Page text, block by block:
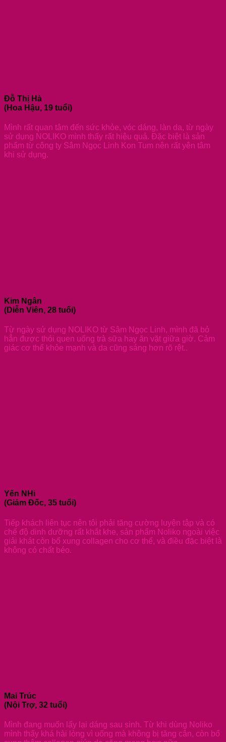
Đỗ Thị Hà
(Hoa Hậu, 19 tuổi)
Mình rất quan tâm đến sức khỏe, vóc dáng, làn da, từ ngày
sử dụng NOLIKO mình thấy rất hiệu quả. Đặc biệt là sản
phẩm từ công ty Sâm Ngọc Linh Kon Tum nên rất yên tâm
khi sử dụng.
Kim Ngân
(Diễn Viên, 28 tuổi)
Từ ngày sử dụng NOLIKO từ Sâm Ngọc Linh, mình đã bỏ
hẳn được thói quen uống trà sữa hay ăn vặt giữa giờ. Cảm
giác cơ thể khỏe mạnh và da cũng sáng hơn rõ rệt..
Yến NHi
(Giám Đốc, 35 tuổi)
Tiếp khách liên tục nên tôi phải tăng cường luyện tập và có
chế độ dinh dưỡng rất khắt khe, sản phẩm Noliko ngoài việc
giải khát còn bổ xung collagen cho cơ thể, và điều đặc biệt là
không có chất béo.
Mai Trúc
(Nội Trợ, 32 tuổi)
Mình đang muốn lấy lại dáng sau sinh. Từ khi dùng Noliko
mình thấy khá hài lòng vì uống mà không bị tăng cân, còn bổ